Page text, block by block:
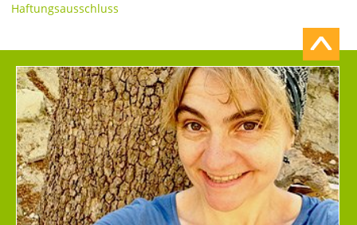
Haftungsausschluss